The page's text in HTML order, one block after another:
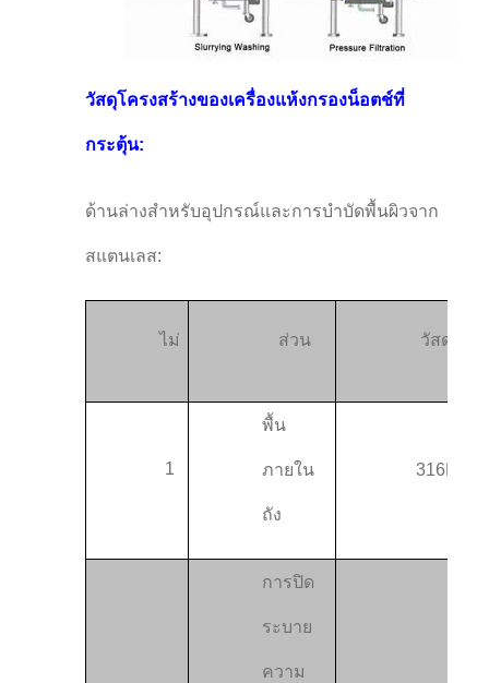
วัสดุโครงสร้างของเครื่องแห้งกรองน็อตช์ที่
กระตุ้น:
ด้านล่างสําหรับอุปกรณ์และการบําบัดพื้นผิวจาก
สแตนเลส:
ไม่ ส่วน วัสดุ
1
พื้น
ภายใน
ถัง
316L
การปิด
ระบาย
ความ